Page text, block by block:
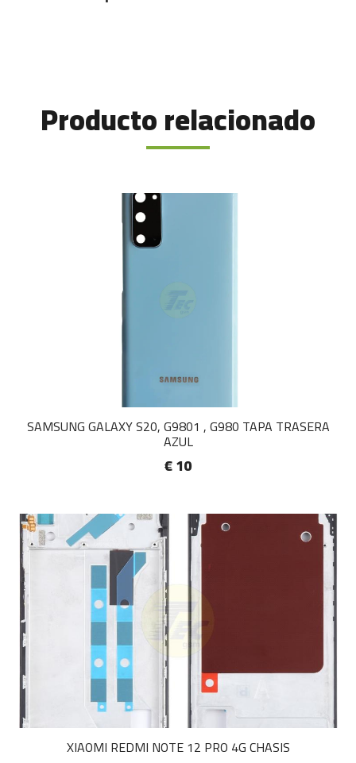
Producto relacionado
SAMSUNG GALAXY S20, G9801 , G980 TAPA TRASERA
AZUL
€ 10
XIAOMI REDMI NOTE 12 PRO 4G CHASIS